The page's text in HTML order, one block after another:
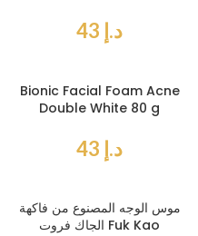
د.إ
Bionic Facial Foam Acne
Double White 80 g
د.إ
موس الوجه المصنوع من فاكهة
الجاك فروت Fuk Kao